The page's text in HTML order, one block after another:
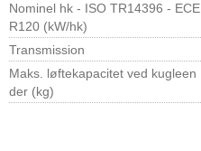
Nominel hk - ISO TR14396 - ECE
R120 (kW/hk)
Transmission
Maks. løftekapacitet ved kugleen
der (kg)